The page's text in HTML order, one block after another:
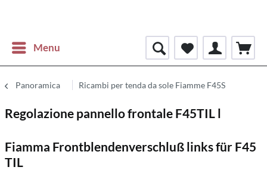
Menu
Panoramica Ricambi per tenda da sole Fiamme F45S
Regolazione pannello frontale F45TIL l
Fiamma Frontblendenverschluß links für F45
TIL